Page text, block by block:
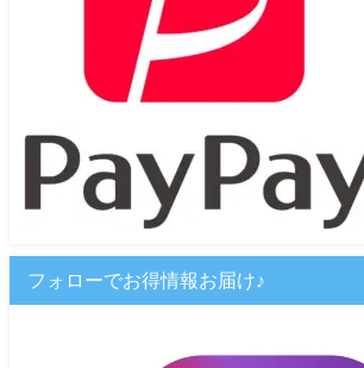
フォローでお得情報お届け♪